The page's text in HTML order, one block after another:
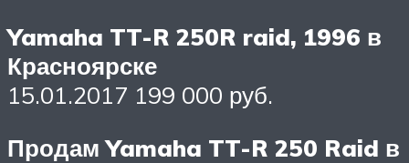
Yamaha TT-R 250R raid, 1996 в
Красноярске
15.01.2017 199 000 руб.
Продам Yamaha TT-R 250 Raid в